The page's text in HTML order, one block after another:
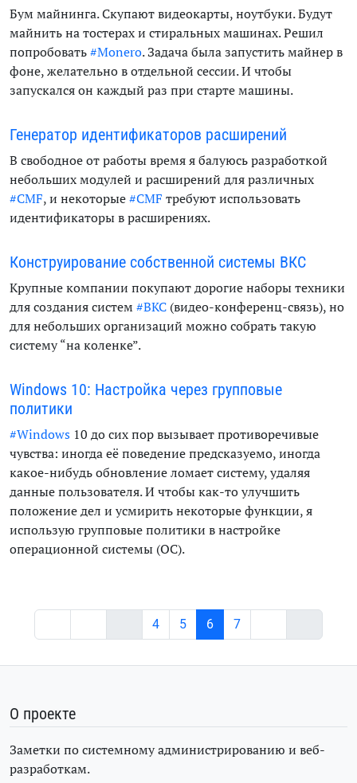
Бум майнинга. Скупают видеокарты, ноутбуки. Будут
майнить на тостерах и стиральных машинах. Решил
попробовать#Monero. Задача была запустить майнер в
фоне, желательно в отдельной сессии. И чтобы
запускался он каждый раз при старте машины.
Генератор идентификаторов расширений
В свободное от работы время я балуюсь разработкой
небольших модулей и расширений для различных
#CMF, и некоторые#CMF требуют использовать
идентификаторы в расширениях.
Конструирование собственной системы ВКС
Крупные компании покупают дорогие наборы техники
для создания систем#ВКС (видео-конференц-связь), но
для небольших организаций можно собрать такую
систему “на коленке”.
Windows 10: Настройка через групповые
политики
#Windows 10 до сих пор вызывает противоречивые
чувства: иногда её поведение предсказуемо, иногда
какое-нибудь обновление ломает систему, удаляя
данные пользователя. И чтобы как-то улучшить
положение дел и усмирить некоторые функции, я
использую групповые политики в настройке
операционной системы (ОС).
4 5 6 7
О проекте
Заметки по системному администрированию и веб-
разработкам.